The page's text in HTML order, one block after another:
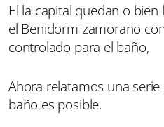
El la capital quedan o bien
el Benidorm zamorano
controlado para el baño,
Ahora relatamos una
baño es posible.